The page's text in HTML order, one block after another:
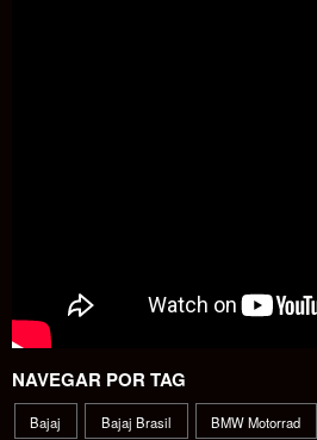
NAVEGAR POR TAG
Bajaj Bajaj Brasil BMW Motorrad